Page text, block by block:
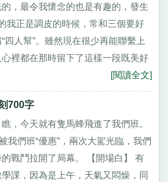
，最令我懷念的也是有趣的，發生
我正是調皮的時候，常和三個要好
四人幫”。雖然現在很少再能聯繫上
裡都在那時留下了這樣一段既美好
[閱讀全文]
700字
，今天就有隻馬蜂飛進了我們班。
我們班“優惠”，兩次大駕光臨，我們
戰鬥拉開了局幕。 【開場白】 有
課，因為是上午，天氣又悶燥，同